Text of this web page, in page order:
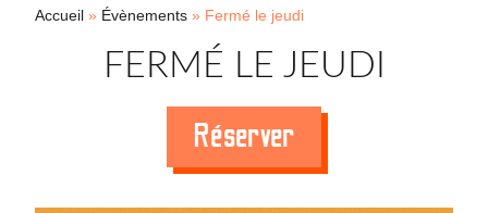
Accueil » Évènements » Fermé le jeudi
FERMÉ LE JEUDI
Réserver